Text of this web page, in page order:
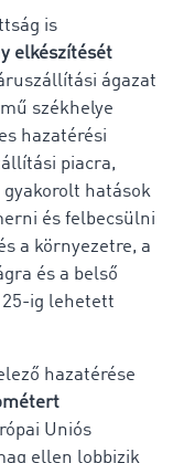
is
elkészítését
ágazat
székhelye
hazatérési
piacra,
​​hatások
és felbecsülni
a környezetre, a
és a belső
25-ig lehetett
hazatérése
Uniós
ellen lobbizik